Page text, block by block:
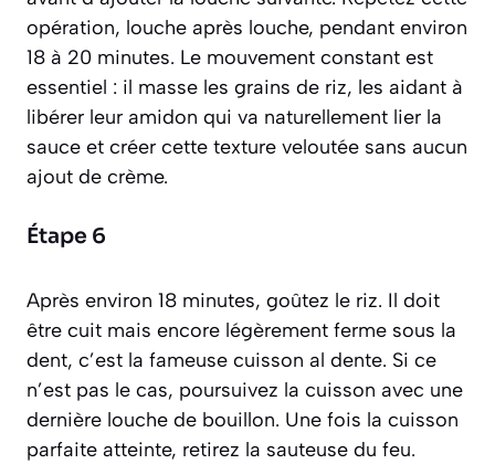
opération, louche après louche, pendant environ
18 à 20 minutes. Le mouvement constant est
essentiel : il masse les grains de riz, les aidant à
libérer leur amidon qui va naturellement lier la
sauce et créer cette texture veloutée sans aucun
ajout de crème.
Étape 6
Après environ 18 minutes, goûtez le riz. Il doit
être cuit mais encore légèrement ferme sous la
dent, c’est la fameuse cuisson al dente. Si ce
n’est pas le cas, poursuivez la cuisson avec une
dernière louche de bouillon. Une fois la cuisson
parfaite atteinte, retirez la sauteuse du feu.